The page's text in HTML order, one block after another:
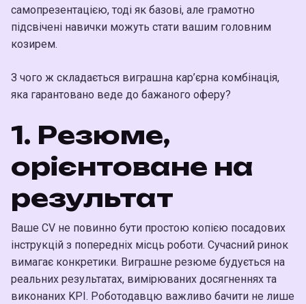
самопрезентацією, тоді як базові, але грамотно
підсвічені навички можуть стати вашим головним
козирем.
З чого ж складається виграшна кар’єрна комбінація,
яка гарантовано веде до бажаного оферу?
1. Резюме,
орієнтоване на
результат
Ваше CV не повинно бути простою копією посадових
інструкцій з попередніх місць роботи. Сучасний ринок
вимагає конкретики. Виграшне резюме будується на
реальних результатах, вимірюваних досягненнях та
виконаних KPI. Роботодавцю важливо бачити не лише